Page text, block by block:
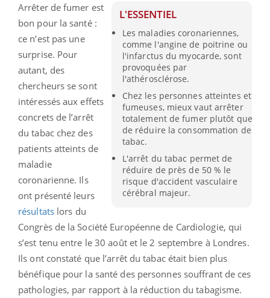
L'ESSENTIEL
Les maladies coronariennes,
comme l'angine de poitrine ou
l'infarctus du myocarde, sont
provoquées par
l'athérosclérose.
Chez les personnes atteintes et
fumeuses, mieux vaut arrêter
totalement de fumer plutôt que
de réduire la consommation de
tabac.
L'arrêt du tabac permet de
réduire de près de 50 % le
risque d'accident vasculaire
cérébral majeur.
Arrêter de fumer est
bon pour la santé :
ce n’est pas une
surprise. Pour
autant, des
chercheurs se sont
intéressés aux effets
concrets de l’arrêt
du tabac chez des
patients atteints de
maladie
coronarienne. Ils
ont présenté leurs
résultatslors du
Congrès de la Société Européenne de Cardiologie, qui
s’est tenu entre le 30 août et le 2 septembre à Londres.
Ils ont constaté que l’arrêt du tabac était bien plus
bénéfique pour la santé des personnes souffrant de ces
pathologies, par rapport à la réduction du tabagisme.